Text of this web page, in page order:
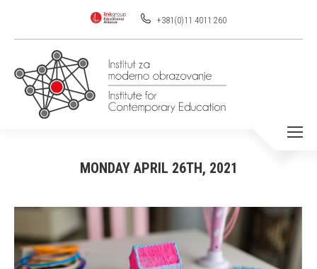
+381(0)11 4011 260
MONDAY APRIL 26TH, 2021